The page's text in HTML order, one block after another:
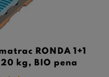
RONDA 1+1
kg, BIO pena